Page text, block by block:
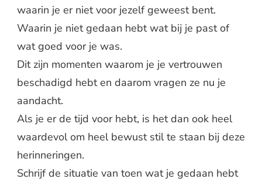
waarin je er niet voor jezelf geweest bent.
Waarin je niet gedaan hebt wat bij je past of
wat goed voor je was.
Dit zijn momenten waarom je je vertrouwen
beschadigd hebt en daarom vragen ze nu je
aandacht.
Als je er de tijd voor hebt, is het dan ook heel
waardevol om heel bewust stil te staan bij deze
herinneringen.
Schrijf de situatie van toen wat je gedaan hebt